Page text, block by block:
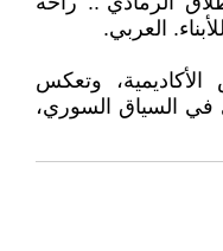
العربي.
وتعكس
في السياق السوري،